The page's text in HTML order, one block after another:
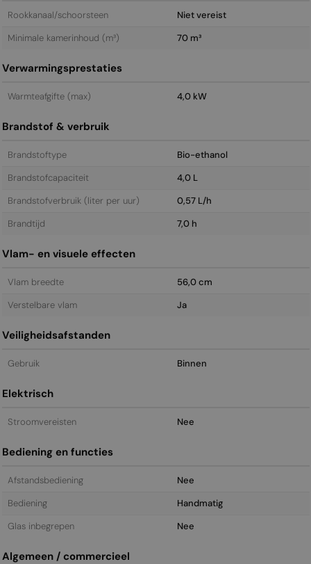
Rookkanaal/schoorsteen
Niet vereist
Minimale kamerinhoud (m³)
70 m³
Verwarmingsprestaties
Warmteafgifte (max) 4,0 kW
Brandstof & verbruik
Brandstoftype
Bio-ethanol
Brandstofcapaciteit
4,0 L
Brandstofverbruik (liter per uur)
0,57 L/h
Brandtijd
7,0 h
Vlam- en visuele effecten
Vlam breedte
56,0 cm
Verstelbare vlam
Ja
Veiligheidsafstanden
Gebruik Binnen
Elektrisch
Stroomvereisten Nee
Bediening en functies
Afstandsbediening
Nee
Bediening
Handmatig
Glas inbegrepen
Nee
Algemeen / commercieel